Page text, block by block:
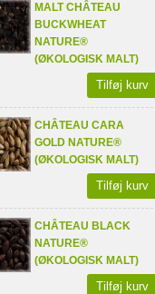
MALT CHÂTEAU
BUCKWHEAT
NATURE®
(ØKOLOGISK MALT)
Tilføj kurv
CHÂTEAU CARA
GOLD NATURE®
(ØKOLOGISK MALT)
Tilføj kurv
CHÂTEAU BLACK
NATURE®
(ØKOLOGISK MALT)
Tilføj kurv